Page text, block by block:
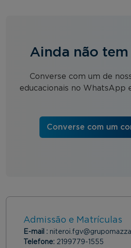
Ainda não tem
Converse com um de
educacionais no WhatsApp
Converse com um
Admissão e Matrículas
E-mail :
Telefone: 2199779-1555